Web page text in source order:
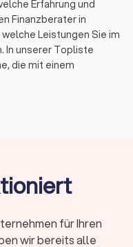
Erfahrung und
Finanzberater in
Leistungen Sie im
In unserer Topliste
die mit einem
für
Blick aussuchen und die
und Umgebung
für Ihren
wir bereits alle